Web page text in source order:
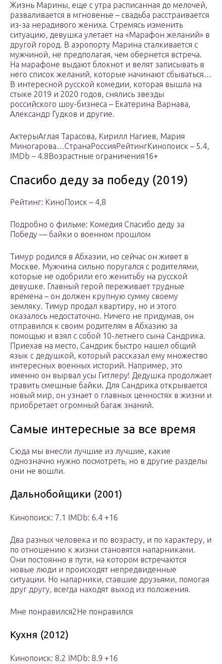
Жизнь Марины, еще с утра расписанная до мелочей,
разваливается в мгновенье – свадьба расстраивается
из-за нерадивого жениха. Стремясь изменить
ситуацию, девушка улетает на «Марафон желаний» в
другой город. В аэропорту Марина сталкивается с
мужчиной, не предполагая, чем обернется встреча.
На марафоне выдают блокнот и велят записывать в
него список желаний, которые начинают сбываться…
В интересной русской комедии, которая вышла на
стыке 2019 и 2020 годов, снялись звезды
российского шоу-бизнеса – Екатерина Варнава,
Александр Гудков и другие.
АктерыАглая Тарасова, Кирилл Нагиев, Мария
Миногарова…СтранаРоссияРейтингКинопоиск – 5.4,
IMDb – 4.8Возрастные ограничения16+
Спасибо деду за победу (2019)
Рейтинг: КиноПоиск – 4,8
Подробно о фильме: Комедия Спасибо деду за
Победу — байки о военном прошлом
Тимур родился в Абхазии, но сейчас он живет в
Москве. Мужчина сильно поругался с родителями,
которые не одобрили его женитьбу на русской
девушке. Главный герой переживает трудные
времена – он должен крупную сумму своему
земляку. Тимур продал квартиру, но и этого
оказалось недостаточно. Ничего не придумав, он
отправился к своим родителям в Абхазию за
помощью и взял с собой 10-летнего сына Сандрика.
Приехав на место, Сандрик быстро нашел общий
язык с дедушкой, который рассказал ему множество
интересных военных историй. Например, это
именно он вырвал усы Гитлеру! Дедушка продолжает
травить смешные байки. Для Сандрика открывается
новый мир, он узнает о главных ценностях в жизни и
приобретает огромный багаж знаний.
Самые интересные за все время
Сюда мы внесли лучшие из лучшие, какие
однозначно нужно посмотреть, но в другие разделы
они не вошли.
Дальнобойщики (2001)
Кинопоиск: 7.1 IMDb: 6.4 +16
Два разных человека и по возрасту, и по характеру, и
по отношению к жизни становятся напарниками.
Они постоянно в пути, на котором встречаются
новые люди и происходят непредвиденные
ситуации. Но напарники, ставшие друзьями, помогая
друг другу, всегда находят выход из положения.
Мне понравился2Не понравился
Кухня (2012)
Кинопоиск: 8.2 IMDb: 8.9 +16